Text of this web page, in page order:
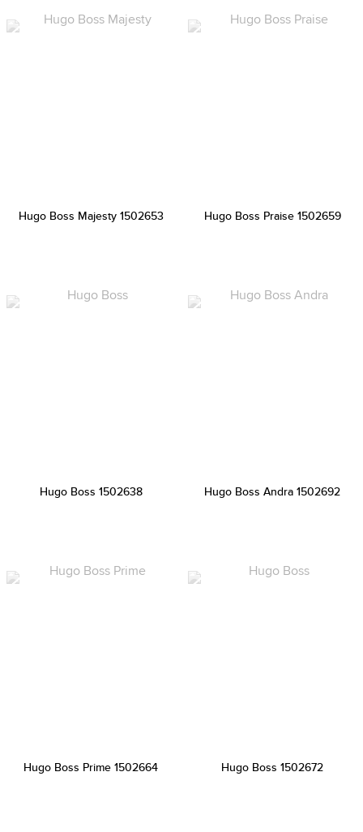
Hugo Boss Majesty 1502653 Hugo Boss Praise 1502659
Hugo Boss 1502638 Hugo Boss Andra 1502692
Hugo Boss Prime 1502664 Hugo Boss 1502672